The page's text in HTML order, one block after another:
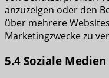
anzuzeigen oder den
über mehrere
Marketingzwecke zu
5.4 Soziale Medien